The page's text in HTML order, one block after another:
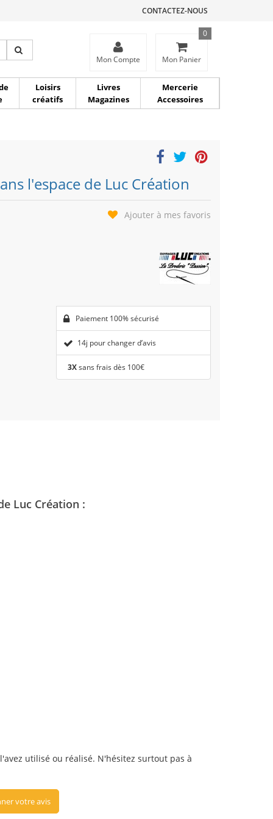
CONTACTEZ-NOUS
Mon Compte Mon Panier
0
Loisirs
créatifs
Livres
Magazines
Mercerie
Accessoires
l'espace de Luc Création
Ajouter à mes favoris
Paiement 100% sécurisé
14j pour changer d’avis
3Xsans frais dès 100€
Luc Création :
utilisé ou réalisé. N'hésitez surtout pas à
votre avis